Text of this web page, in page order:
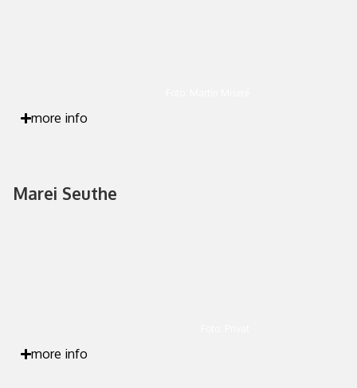
more info
Marei Seuthe
more info